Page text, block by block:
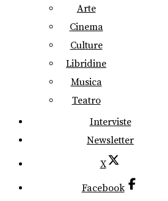
Arte
Cinema
Culture
Libridine
Musica
Teatro
Interviste
Newsletter
X
Facebook